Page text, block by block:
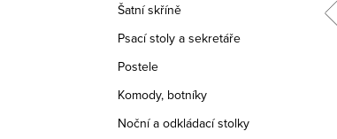
Šatní skříně
Psací stoly a sekretáře
Postele
Komody, botníky
Noční a odkládací stolky
nábytek, provance
DETAIL